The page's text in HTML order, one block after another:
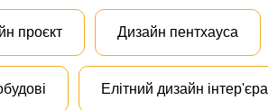
проєкт Дизайн пентхауса
Елітний дизайн інтер'єра